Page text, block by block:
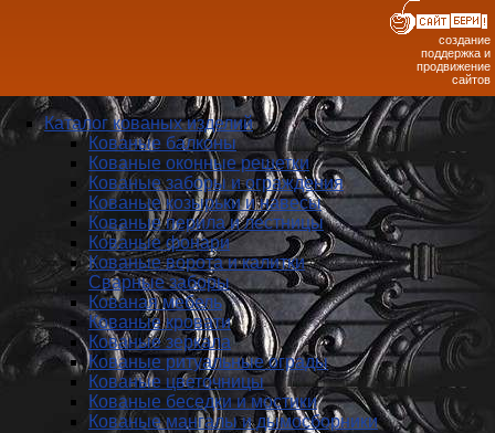
создание
поддержка и
продвижение
сайтов
Каталог кованых изделий
Кованые балконы
Кованые оконные решетки
Кованые заборы и ог­ражде­ния
Кованые козырьки и навесы
Кованые перила и лестницы
Кованые фонари
Кованые ворота и калитки
Сварные заборы
Кованая мебель
Кованые кровати
Кованые зеркала
Кованые ритуальные ограды
Кованые цветочницы
Кованые беседки и мостики
Кованые мангалы и дымосборники